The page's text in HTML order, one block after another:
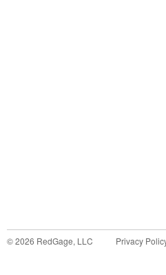
©2026 RedGage, LLC Privacy